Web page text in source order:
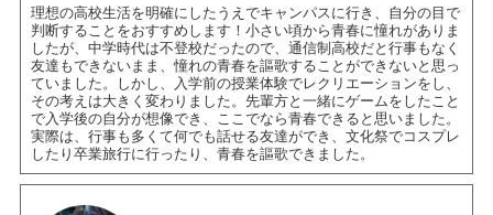
理想の高校生活を明確にしたうえでキャンパスに行き、自分の目で
判断することをおすすめします！小さい頃から青春に憧れがありま
したが、中学時代は不登校だったので、通信制高校だと行事もなく
友達もできないまま、憧れの青春を謳歌することができないと思っ
ていました。しかし、入学前の授業体験でレクリエーションをし、
その考えは大きく変わりました。先輩方と一緒にゲームをしたこと
で入学後の自分が想像でき、ここでなら青春できると思いました。
実際は、行事も多くて何でも話せる友達ができ、文化祭でコスプレ
したり卒業旅行に行ったり、青春を謳歌できました。